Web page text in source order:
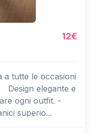
12€
a tutte le occasioni
Design elegante e
ogni outfit. -
superio...